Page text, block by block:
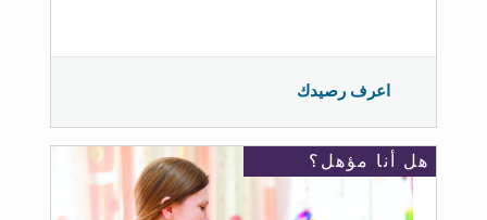
اعرف رصيدك
هل أنا مؤهل؟